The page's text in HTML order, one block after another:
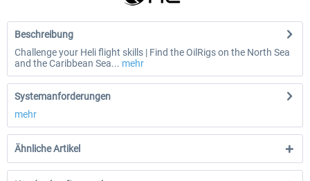
Beschreibung
Challenge your Heli flight skills | Find the OilRigs on the North Sea
and the Caribbean Sea... mehr
Systemanforderungen
mehr
Ähnliche Artikel